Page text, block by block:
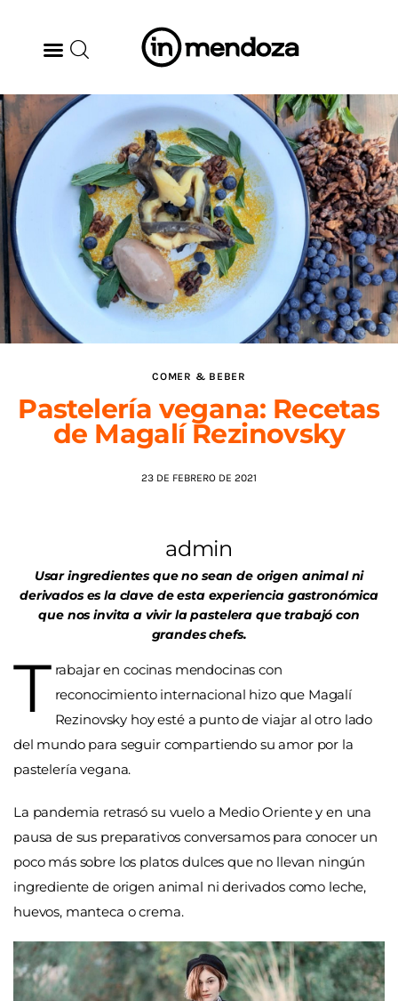
BODEGAS
GASTRONOMÍA
ARTE & CULTURA
MÚSICA
DÓNDE IR
TENDENCIAS
AGENDA
COMER & BEBER
Pastelería vegana: Recetas
de Magalí Rezinovsky
23 DE FEBRERO DE 2021
admin
Usar ingredientes que no sean de origen animal ni
derivados es la clave de esta experiencia gastronómica
que nos invita a vivir la pastelera que trabajó con
grandes chefs.
T rabajar en cocinas mendocinas con
reconocimiento internacional hizo que Magalí
Rezinovsky hoy esté a punto de viajar al otro lado
del mundo para seguir compartiendo su amor por la
pastelería vegana.
La pandemia retrasó su vuelo a Medio Oriente y en una
pausa de sus preparativos conversamos para conocer un
poco más sobre los platos dulces que no llevan ningún
ingrediente de origen animal ni derivados como leche,
huevos, manteca o crema.